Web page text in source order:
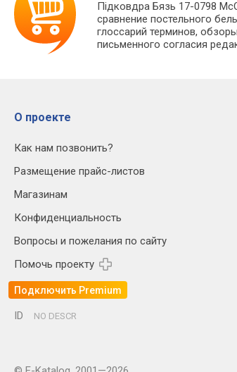
Підковдра Бязь 17-0798
сравнение постельного
глоссарий терминов,
письменного согласия
О проекте
Как нам позвонить?
Размещение прайс-листов
Магазинам
Конфиденциальность
Вопросы и пожелания по сайту
Помочь проекту
Подключить Premium
ID NO DESCR